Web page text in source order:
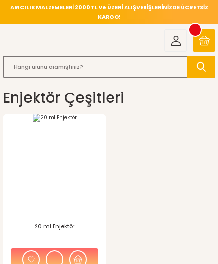
ARICILIK MALZEMELERİ 2000 TL ve ÜZERİ ALIŞVERİŞLERİNİZDE ÜCRETSİZ
KARGO!
Enjektör Çeşitleri
20 ml Enjektör